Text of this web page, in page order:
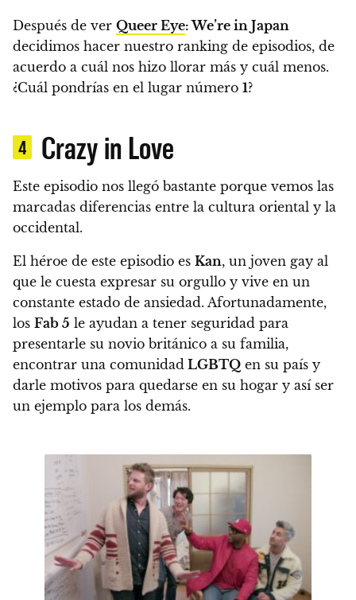
Después de ver Queer Eye: We’re in Japan
decidimos hacer nuestro ranking de episodios, de
acuerdo a cuál nos hizo llorar más y cuál menos.
¿Cuál pondrías en el lugar número 1?
4 Crazy in Love
Este episodio nos llegó bastante porque vemos las
marcadas diferencias entre la cultura oriental y la
occidental.
El héroe de este episodio es Kan, un joven gay al
que le cuesta expresar su orgullo y vive en un
constante estado de ansiedad. Afortunadamente,
los Fab 5 le ayudan a tener seguridad para
presentarle su novio británico a su familia,
encontrar una comunidad LGBTQ en su país y
darle motivos para quedarse en su hogar y así ser
un ejemplo para los demás.